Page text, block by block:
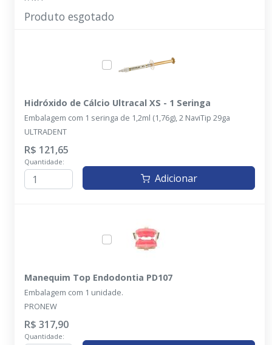
Produto esgotado
Hidróxido de Cálcio Ultracal XS - 1 Seringa
Embalagem com 1 seringa de 1,2ml (1,76g), 2 NaviTip 29ga
ULTRADENT
R$ 121,65
Quantidade:
Adicionar
Manequim Top Endodontia PD107
Embalagem com 1 unidade.
PRONEW
R$ 317,90
Quantidade: